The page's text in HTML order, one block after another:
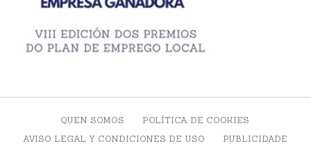
QUEN SOMOS
POLÍTICA DE COOKIES
AVISO LEGAL Y CONDICIONES DE USO
PUBLICIDADE